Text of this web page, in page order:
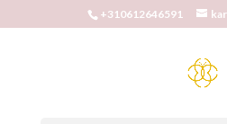
+310612646591